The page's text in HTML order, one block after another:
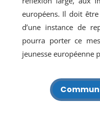
européens. Il doit
d’une instance de
pourra porter ce
jeunesse européenne